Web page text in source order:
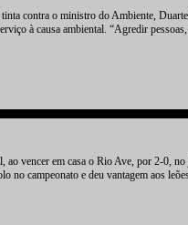
contra o ministro do Ambiente,
à causa ambiental. “Agredir
vencer em casa o Rio Ave, por 2-0, no
no campeonato e deu vantagem aos